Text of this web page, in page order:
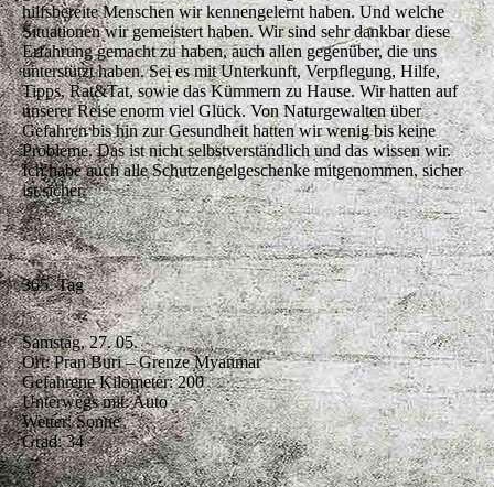
hilfsbereite Menschen wir kennengelernt haben. Und welche
Situationen wir gemeistert haben. Wir sind sehr dankbar diese
Erfahrung gemacht zu haben, auch allen gegenüber, die uns
unterstützt haben. Sei es mit Unterkunft, Verpflegung, Hilfe,
Tipps, Rat&Tat, sowie das Kümmern zu Hause. Wir hatten auf
unserer Reise enorm viel Glück. Von Naturgewalten über
Gefahren bis hin zur Gesundheit hatten wir wenig bis keine
Probleme. Das ist nicht selbstverständlich und das wissen wir.
Ich habe auch alle Schutzengelgeschenke mitgenommen, sicher
ist sicher.
365. Tag
Samstag, 27. 05.
Ort: Pran Buri – Grenze Myanmar
Gefahrene Kilometer: 200
Unterwegs mit: Auto
Wetter: Sonne
Grad: 34